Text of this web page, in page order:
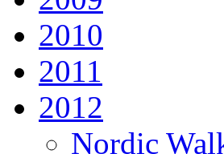
2010
2011
2012
Nordic